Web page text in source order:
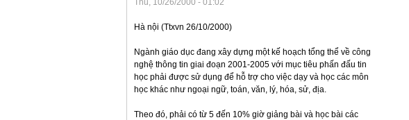
Thu, 10/26/2000 - 01:02
Hà nội (Ttxvn 26/10/2000)
Ngành giáo dục đang xây dựng một kế hoạch tổng thể về công
nghệ thông tin giai đoạn 2001-2005 với mục tiêu phấn đấu tin
học phải được sử dụng để hỗ trợ cho việc dạy và học các môn
học khác như ngoại ngữ, toán, văn, lý, hóa, sử, địa.
Theo đó, phải có từ 5 đến 10% giờ giảng bài và học bài các